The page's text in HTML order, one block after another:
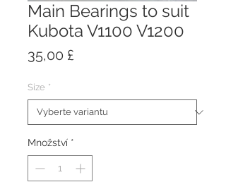
Main Bearings to suit
Kubota V1100 V1200
35,00 £
Size *
Množství *